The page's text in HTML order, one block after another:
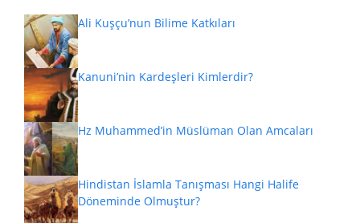
Ali Kuşçu’nun Bilime Katkıları
Kanuni’nin Kardeşleri Kimlerdir?
Hz Muhammed’in Müslüman Olan Amcaları
Hindistan İslamla Tanışması Hangi Halife
Döneminde Olmuştur?